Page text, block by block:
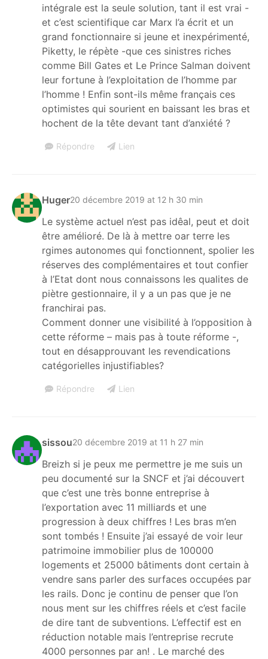
intégrale est la seule solution, tant il est vrai -
et c’est scientifique car Marx l’a écrit et un
grand fonctionnaire si jeune et inexpérimenté,
Piketty, le répète -que ces sinistres riches
comme Bill Gates et Le Prince Salman doivent
leur fortune à l’exploitation de l’homme par
l’homme ! Enfin sont-ils même français ces
optimistes qui sourient en baissant les bras et
hochent de la tête devant tant d’anxiété ?
Répondre Lien
Huger20 décembre 2019 at 12 h 30 min
Le système actuel n’est pas idêal, peut et doit
être amélioré. De là à mettre oar terre les
rgimes autonomes qui fonctionnent, spolier les
réserves des complémentaires et tout confier
à l’Etat dont nous connaissons les qualites de
piètre gestionnaire, il y a un pas que je ne
franchirai pas.
Comment donner une visibilité à l’opposition à
cette réforme – mais pas à toute réforme -,
tout en désapprouvant les revendications
catégorielles injustifiables?
Répondre Lien
sissou20 décembre 2019 at 11 h 27 min
Breizh si je peux me permettre je me suis un
peu documenté sur la SNCF et j’ai découvert
que c’est une très bonne entreprise à
l’exportation avec 11 milliards et une
progression à deux chiffres ! Les bras m’en
sont tombés ! Ensuite j’ai essayé de voir leur
patrimoine immobilier plus de 100000
logements et 25000 bâtiments dont certain à
vendre sans parler des surfaces occupées par
les rails. Donc je continu de penser que l’on
nous ment sur les chiffres réels et c’est facile
de dire tant de subventions. L’effectif est en
réduction notable mais l’entreprise recrute
4000 personnes par an! . Le marché des